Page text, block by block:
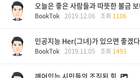
오늘은 좋은 사람들과 따뜻한 불금
BookTok 2019.12.06 조회 1106
인공지능 Her(그녀)가 있으면 좋겠
BookTok 2019.11.05 조회 1493
깨어있는 시민들의 조직된 힘